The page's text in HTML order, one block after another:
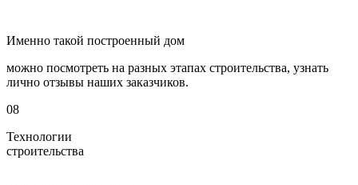
Именно такой построенный дом
можно посмотреть на разных этапах строительства, узнать
лично отзывы наших заказчиков.
08
Технологии
строительства